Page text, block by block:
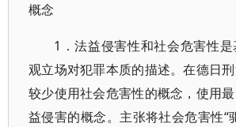
概念
1．法益侵害性和社会危害性
观立场对犯罪本质的描述。在德日
较少使用社会危害性的概念，使用
益侵害的概念。主张将社会危害性“